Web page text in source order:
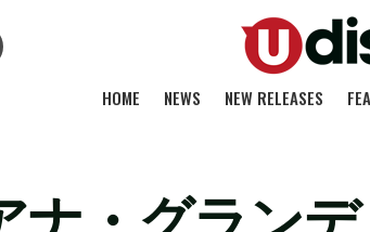
HOME NEWS NEW RELEASES